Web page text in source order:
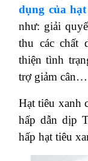
dụng của
như: giải
thu các chất
thiện tình
trợ giảm cân…
Hạt tiêu xanh
hấp dẫn dịp
hấp hạt tiêu